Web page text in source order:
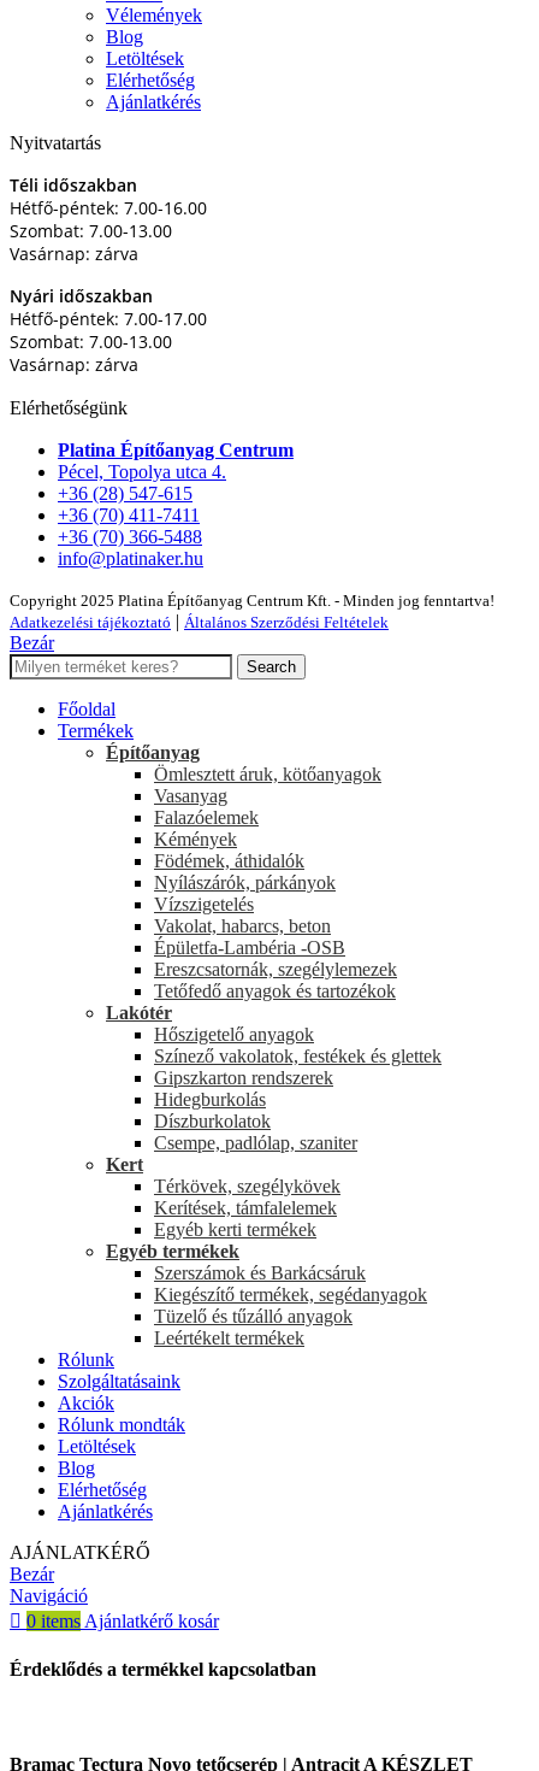
Vélemények
Blog
Letöltések
Elérhetőség
Ajánlatkérés
Nyitvatartás
Téli időszakban
Hétfő-péntek: 7.00-16.00
Szombat: 7.00-13.00
Vasárnap: zárva
Nyári időszakban
Hétfő-péntek: 7.00-17.00
Szombat: 7.00-13.00
Vasárnap: zárva
Elérhetőségünk
Platina Építőanyag Centrum
Pécel, Topolya utca 4.
+36 (28) 547-615
+36 (70) 411-7411
+36 (70) 366-5488
info@platinaker.hu
Copyright 2025 Platina Építőanyag Centrum Kft. - Minden jog fenntartva!
Adatkezelési tájékoztató | Általános Szerződési Feltételek
Bezár
Search
Főoldal
Termékek
Építőanyag
Ömlesztett áruk, kötőanyagok
Vasanyag
Falazóelemek
Kémények
Födémek, áthidalók
Nyílászárók, párkányok
Vízszigetelés
Vakolat, habarcs, beton
Épületfa-Lambéria -OSB
Ereszcsatornák, szegélylemezek
Tetőfedő anyagok és tartozékok
Lakótér
Hőszigetelő anyagok
Színező vakolatok, festékek és glettek
Gipszkarton rendszerek
Hidegburkolás
Díszburkolatok
Csempe, padlólap, szaniter
Kert
Térkövek, szegélykövek
Kerítések, támfalelemek
Egyéb kerti termékek
Egyéb termékek
Szerszámok és Barkácsáruk
Kiegészítő termékek, segédanyagok
Tüzelő és tűzálló anyagok
Leértékelt termékek
Rólunk
Szolgáltatásaink
Akciók
Rólunk mondták
Letöltések
Blog
Elérhetőség
Ajánlatkérés
AJÁNLATKÉRŐ
Bezár
Navigáció
0 items Ajánlatkérő kosár
Érdeklődés a termékkel kapcsolatban
Bramac Tectura Novo tetőcserép | Antracit A KÉSZLET